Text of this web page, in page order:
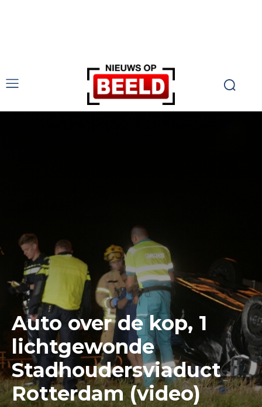
Auto over de kop, 1
lichtgewonde
Stadhoudersviaduct
Rotterdam (video)